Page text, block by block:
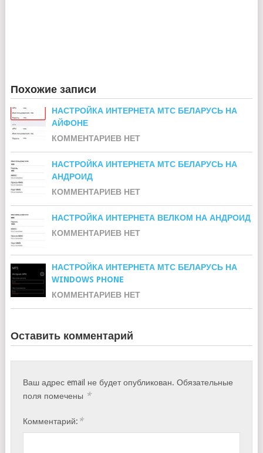
Похожие записи
НАСТРОЙКА ИНТЕРНЕТА МТС БЕЛАРУСЬ НА
АЙФОНЕ
КОММЕНТАРИЕВ НЕТ
НАСТРОЙКА ИНТЕРНЕТА МТС БЕЛАРУСЬ НА
АНДРОИД
КОММЕНТАРИЕВ НЕТ
НАСТРОЙКА ИНТЕРНЕТА ВЕЛКОМ НА АНДРОИД
КОММЕНТАРИЕВ НЕТ
НАСТРОЙКА ИНТЕРНЕТА МТС БЕЛАРУСЬ НА
WINDOWS PHONE
КОММЕНТАРИЕВ НЕТ
Оставить комментарий
Ваш адрес email не будет опубликован. Обязательные
поля помечены *
Комментарий: *